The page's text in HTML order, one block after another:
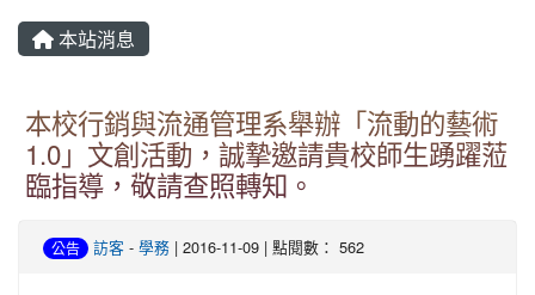
本站消息
本校行銷與流通管理系舉辦「流動的藝術
1.0」文創活動，誠摯邀請貴校師生踴躍蒞
臨指導，敬請查照轉知。
公告 訪客 - 學務 | 2016-11-09 | 點閱數： 562